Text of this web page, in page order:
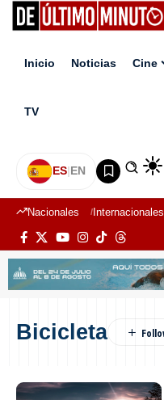
Inicio Noticias Cine
TV
ES|EN
Nacionales Internacionales
Bicicleta